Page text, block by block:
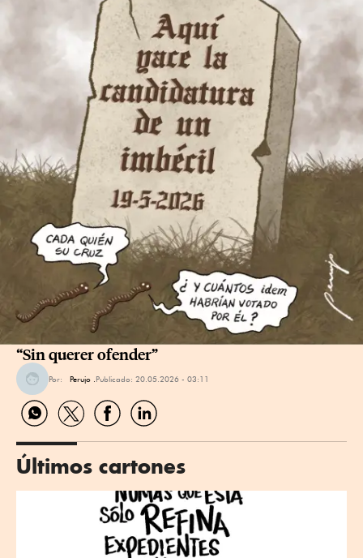
“Sin querer ofender”
Por: Perujo . Publicado: 20.05.2026 - 03:11
Compartir
WhatsApp
Compartir
Twitter
CompartirCompartir
Últimos cartones